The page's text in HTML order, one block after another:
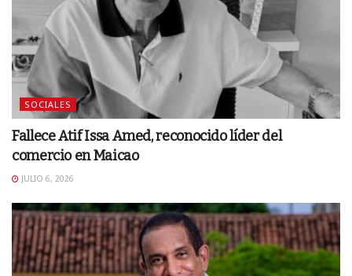
SOCIALES
Fallece Atif Issa Amed, reconocido líder del
comercio en Maicao
JULIO 6, 2026